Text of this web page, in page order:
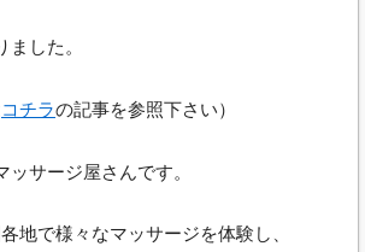
した。
コチラの記事を参照下さい）
ッサージ屋さんです。
地で様々なマッサージを体験し、